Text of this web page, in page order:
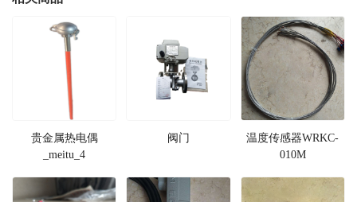
贵金属热电偶
_meitu_4
阀门
温度传感器WRKC-
010M